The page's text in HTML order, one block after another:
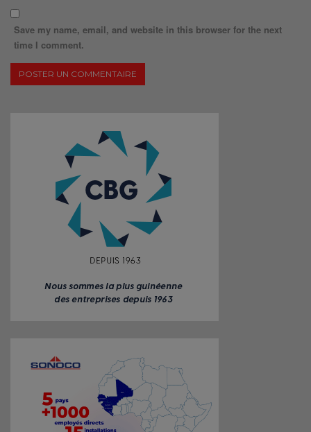
Save my name, email, and website in this browser for the next
time I comment.